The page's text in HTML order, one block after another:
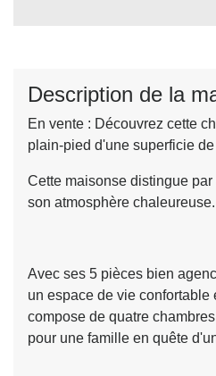
Description de la
En vente : Découvrez cette
plain-pied d'une superficie de
Cette maisonse distingue
son atmosphère chaleureuse.
Avec ses 5 pièces bien
un espace de vie confortable
compose de quatre
pour une famille en quête